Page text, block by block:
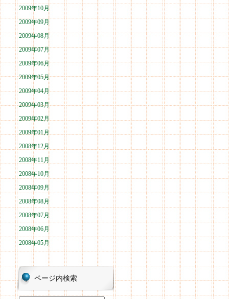
2009年10月
2009年09月
2009年08月
2009年07月
2009年06月
2009年05月
2009年04月
2009年03月
2009年02月
2009年01月
2008年12月
2008年11月
2008年10月
2008年09月
2008年08月
2008年07月
2008年06月
2008年05月
ページ内検索